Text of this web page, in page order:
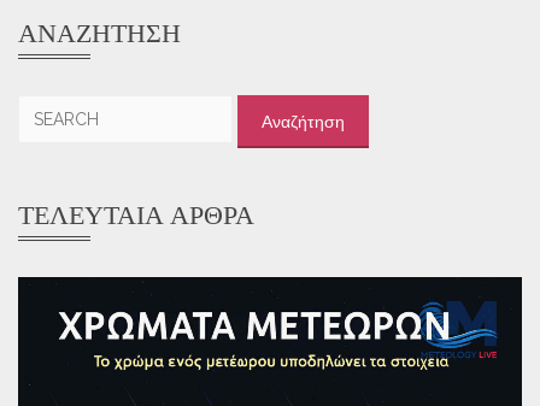
ΑΝΑΖΉΤΗΣΗ
ΤΕΛΕΥΤΑΊΑ ΆΡΘΡΑ